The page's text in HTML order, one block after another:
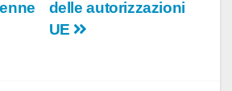
delle autorizzazioni
UE